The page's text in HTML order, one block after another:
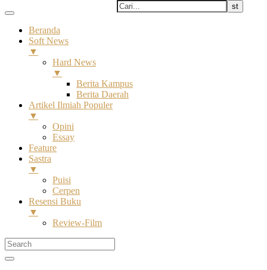
Beranda
Soft News
▼
Hard News
▼
Berita Kampus
Berita Daerah
Artikel Ilmiah Populer
▼
Opini
Essay
Feature
Sastra
▼
Puisi
Cerpen
Resensi Buku
▼
Review-Film